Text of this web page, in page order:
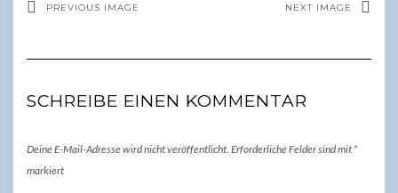
PREVIOUS IMAGE NEXT IMAGE
SCHREIBE EINEN KOMMENTAR
Deine E-Mail-Adresse wird nicht veröffentlicht. Erforderliche Felder sind mit *
markiert